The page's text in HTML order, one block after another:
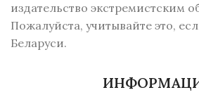
издательство экстремистским
Пожалуйста, учитывайте это,
Беларуси.